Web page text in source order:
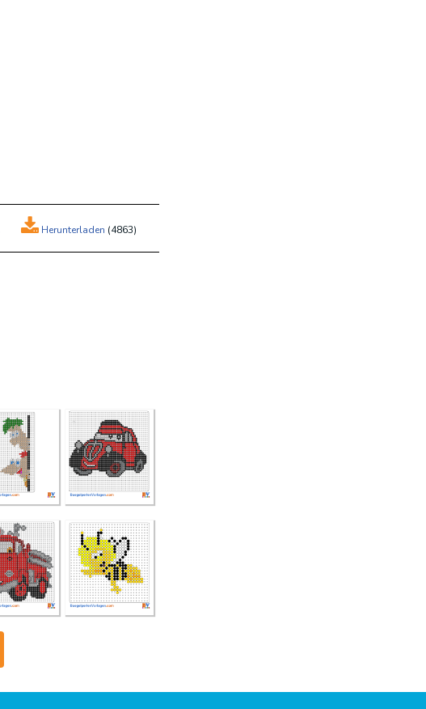
Herunterladen (4863)